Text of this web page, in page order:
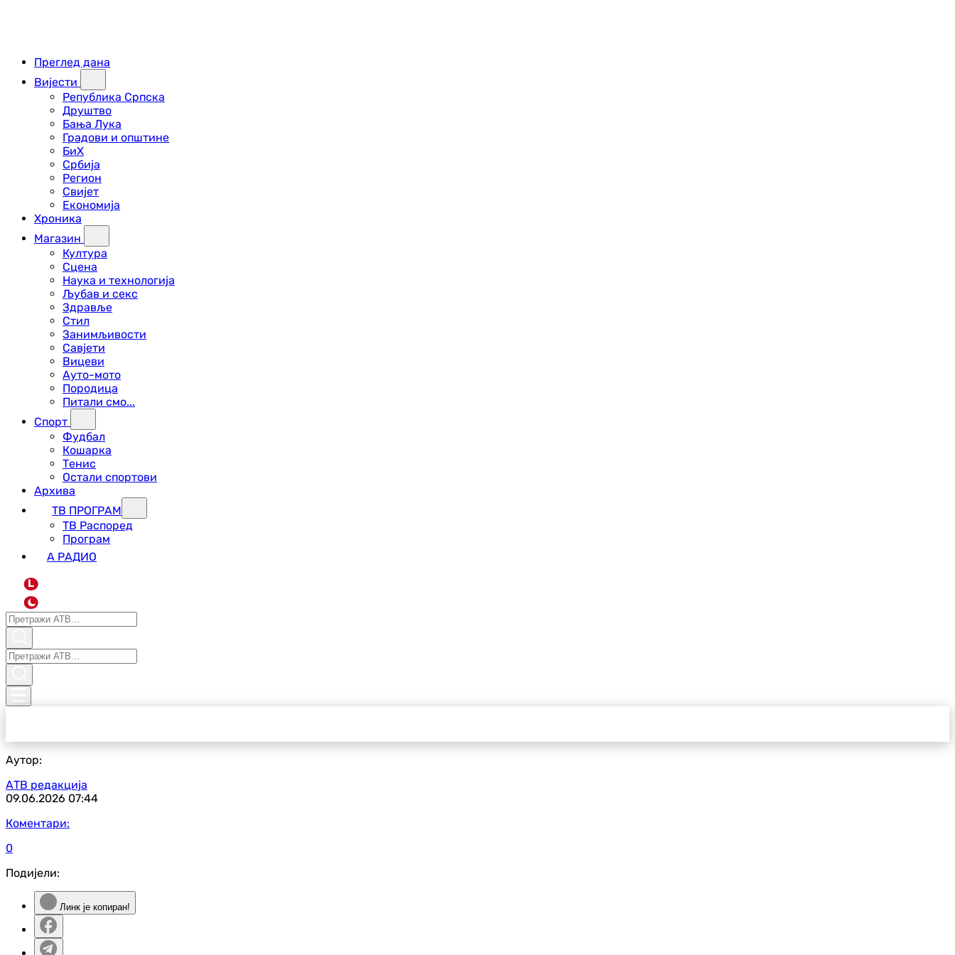
Преглед дана
Вијести
Република Српска
Друштво
Бања Лука
Градови и општине
БиХ
Србија
Регион
Свијет
Економија
Хроника
Магазин
Култура
Сцена
Наука и технологија
Љубав и секс
Здравље
Стил
Занимљивости
Савјети
Вицеви
Ауто-мото
Породица
Питали смо...
Спорт
Фудбал
Кошарка
Тенис
Остали спортови
Архива
ТВ ПРОГРАМ
ТВ Распоред
Програм
А РАДИО
L
Аутор:
АТВ редакција
09.06.2026 07:44
Коментари:
0
Подијели:
Линк је копиран!